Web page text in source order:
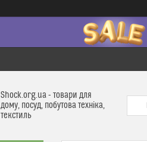
Shock.org.ua - товари для
дому, посуд, побутова техніка,
текстиль